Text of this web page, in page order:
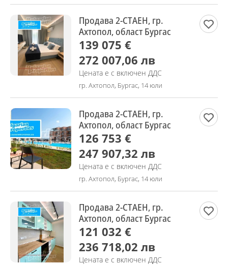
Продава 2-СТАЕН, гр.
Ахтопол, област Бургас
139 075 €
272 007,06 лв
Цената е с включен ДДС
гр. Ахтопол, Бургас, 14 юли
Продава 2-СТАЕН, гр.
Ахтопол, област Бургас
126 753 €
247 907,32 лв
Цената е с включен ДДС
гр. Ахтопол, Бургас, 14 юли
Продава 2-СТАЕН, гр.
Ахтопол, област Бургас
121 032 €
236 718,02 лв
Цената е с включен ДДС